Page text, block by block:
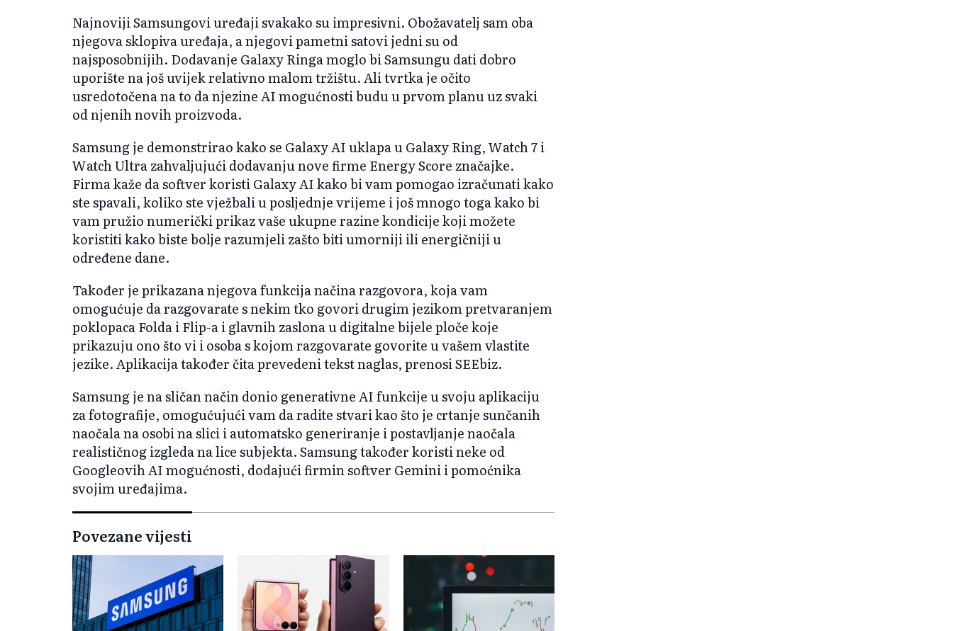
Najnoviji Samsungovi uređaji svakako su impresivni. Obožavatelj sam oba
njegova sklopiva uređaja, a njegovi pametni satovi jedni su od
najsposobnijih. Dodavanje Galaxy Ringa moglo bi Samsungu dati dobro
uporište na još uvijek relativno malom tržištu. Ali tvrtka je očito
usredotočena na to da njezine AI mogućnosti budu u prvom planu uz svaki
od njenih novih proizvoda.
Samsung je demonstrirao kako se Galaxy AI uklapa u Galaxy Ring, Watch 7 i
Watch Ultra zahvaljujući dodavanju nove firme Energy Score značajke.
Firma kaže da softver koristi Galaxy AI kako bi vam pomogao izračunati kako
ste spavali, koliko ste vježbali u posljednje vrijeme i još mnogo toga kako bi
vam pružio numerički prikaz vaše ukupne razine kondicije koji možete
koristiti kako biste bolje razumjeli zašto biti umorniji ili energičniji u
određene dane.
Također je prikazana njegova funkcija načina razgovora, koja vam
omogućuje da razgovarate s nekim tko govori drugim jezikom pretvaranjem
poklopaca Folda i Flip-a i glavnih zaslona u digitalne bijele ploče koje
prikazuju ono što vi i osoba s kojom razgovarate govorite u vašem vlastite
jezike. Aplikacija također čita prevedeni tekst naglas, prenosi SEEbiz.
Samsung je na sličan način donio generativne AI funkcije u svoju aplikaciju
za fotografije, omogućujući vam da radite stvari kao što je crtanje sunčanih
naočala na osobi na slici i automatsko generiranje i postavljanje naočala
realističnog izgleda na lice subjekta. Samsung također koristi neke od
Googleovih AI mogućnosti, dodajući firmin softver Gemini i pomoćnika
svojim uređajima.
Povezane vijesti